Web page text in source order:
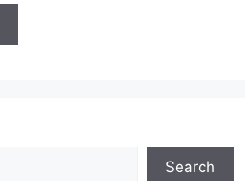
Search